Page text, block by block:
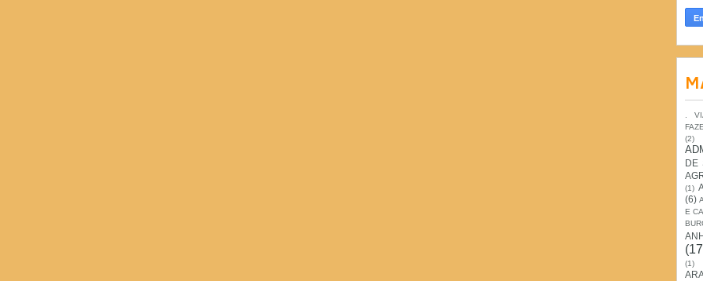
.
(2)
DE
(1)
(6)
E
(1)